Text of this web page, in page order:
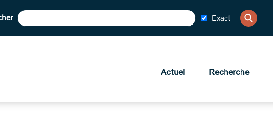
Exact
Actuel Recherche